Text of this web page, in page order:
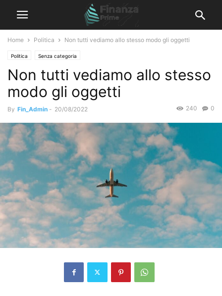
Home Politica Non tutti vediamo allo stesso modo gli oggetti
Politica Senza categoria
Non tutti vediamo allo stesso
modo gli oggetti
By Fin_Admin - 20/08/2022 0
240